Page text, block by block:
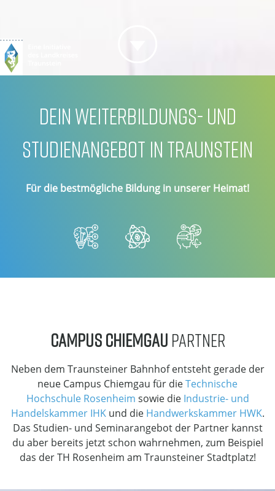
DEIN WEITERBILDUNGS- UND
STUDIENANGEBOT IN TRAUNSTEIN
Für die bestmögliche Bildung in unserer Heimat!
CAMPUS CHIEMGAU PARTNER
Neben dem Traunsteiner Bahnhof entsteht gerade der
neue Campus Chiemgau für dieTechnische
Hochschule Rosenheim sowie die Industrie- und
Handelskammer IHKund die Handwerkskammer HWK.
Das Studien- und Seminarangebot der Partner kannst
du aber bereits jetzt schon wahrnehmen, zum Beispiel
das der TH Rosenheim am Traunsteiner Stadtplatz!